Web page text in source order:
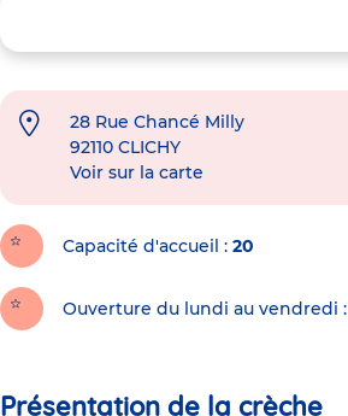
28 Rue Chancé Milly
92110 CLICHY
Voir sur la carte
Capacité d'accueil 20
Ouverture du lundi au vendredi :
Présentation de la crèche